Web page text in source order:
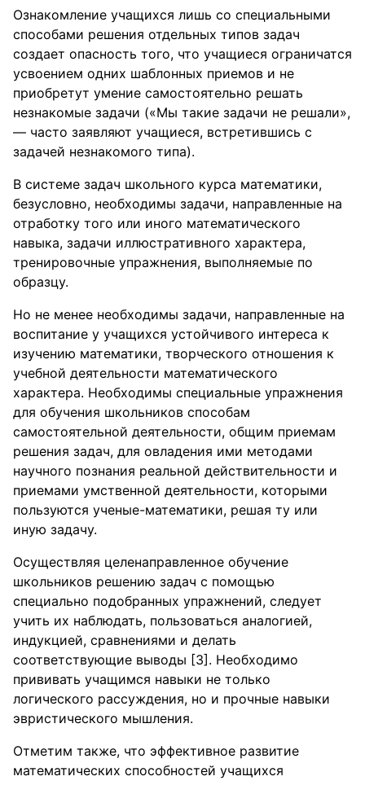
Ознакомление учащихся лишь со специальными
способами решения отдельных типов задач
создает опасность того, что учащиеся ограничатся
усвоением одних шаблонных приемов и не
приобретут умение самостоятельно решать
незнакомые задачи («Мы такие задачи не решали»,
— часто заявляют учащиеся, встретившись с
задачей незнакомого типа).
В системе задач школьного курса математики,
безусловно, необходимы задачи, направленные на
отработку того или иного математического
навыка, задачи иллюстративного характера,
тренировочные упражнения, выполняемые по
образцу.
Но не менее необходимы задачи, направленные на
воспитание у учащихся устойчивого интереса к
изучению математики, творческого отношения к
учебной деятельности математического
характера. Необходимы специальные упражнения
для обучения школьников способам
самостоятельной деятельности, общим приемам
решения задач, для овладения ими методами
научного познания реальной действительности и
приемами умственной деятельности, которыми
пользуются ученые-математики, решая ту или
иную задачу.
Осуществляя целенаправленное обучение
школьников решению задач с помощью
специально подобранных упражнений, следует
учить их наблюдать, пользоваться аналогией,
индукцией, сравнениями и делать
соответствующие выводы [3]. Необходимо
прививать учащимся навыки не только
логического рассуждения, но и прочные навыки
эвристического мышления.
Отметим также, что эффективное развитие
математических способностей учащихся